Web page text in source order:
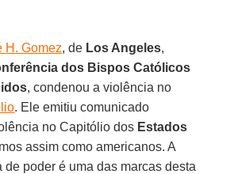
H. Gomez, de Los Angeles,
dos Bispos Católicos
, condenou a violência no
. Ele emitiu comunicado
no Capitólio dos Estados
assim como americanos. A
de poder é uma das marcas desta